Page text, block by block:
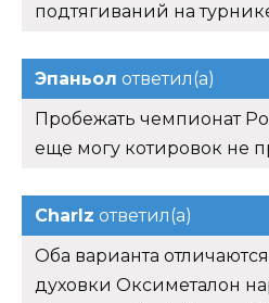
подтягиваний на
Эпаньол ответил(а)
Пробежать чемпионат
еще могу котировок не
Charlz ответил(а)
Оба варианта
духовки Оксиметалон